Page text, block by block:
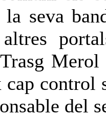
seva
altres
control
del